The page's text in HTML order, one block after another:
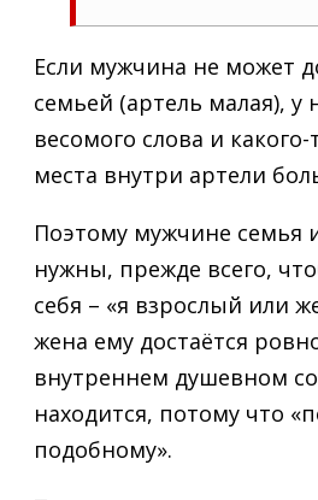
Если мужчина не может
семьей (артель малая), у
весомого слова и
места внутри артели
Поэтому мужчине семья
нужны, прежде всего,
себя – «я взрослый или
жена ему достаётся
внутреннем душевном
находится, потому что
подобному».